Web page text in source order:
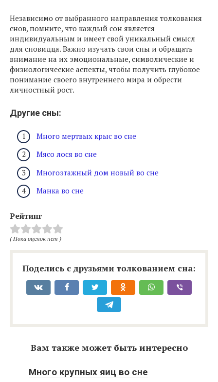
Независимо от выбранного направления толкования
снов, помните, что каждый сон является
индивидуальным и имеет свой уникальный смысл
для сновидца. Важно изучать свои сны и обращать
внимание на их эмоциональные, символические и
физиологические аспекты, чтобы получить глубокое
понимание своего внутреннего мира и обрести
личностный рост.
Другие сны:
Много мертвых крыс во сне
Мясо лося во сне
Многоэтажный дом новый во сне
Манка во сне
Рейтинг
( Пока оценок нет )
Поделись с друзьями толкованием сна:
Вам также может быть интересно
Много крупных яиц во сне